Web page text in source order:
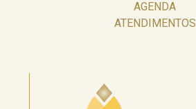
AGENDA
ATENDIMENTOS